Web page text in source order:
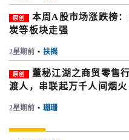
原创
本周A股市场涨跌榜
炭等板块走强
2星期前 • 扶摇
原创
董秘江湖之商贸零售
渡人，串联起万千人间烟火
2星期前 • 珊珊